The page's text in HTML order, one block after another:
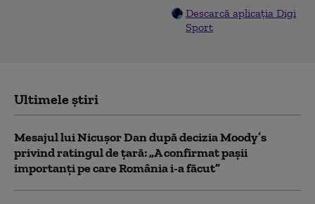
Descarcă aplicația Digi
Sport
Ultimele știri
Mesajul lui Nicușor Dan după decizia Moody’s
privind ratingul de țară: „A confirmat pașii
importanți pe care România i-a făcut”